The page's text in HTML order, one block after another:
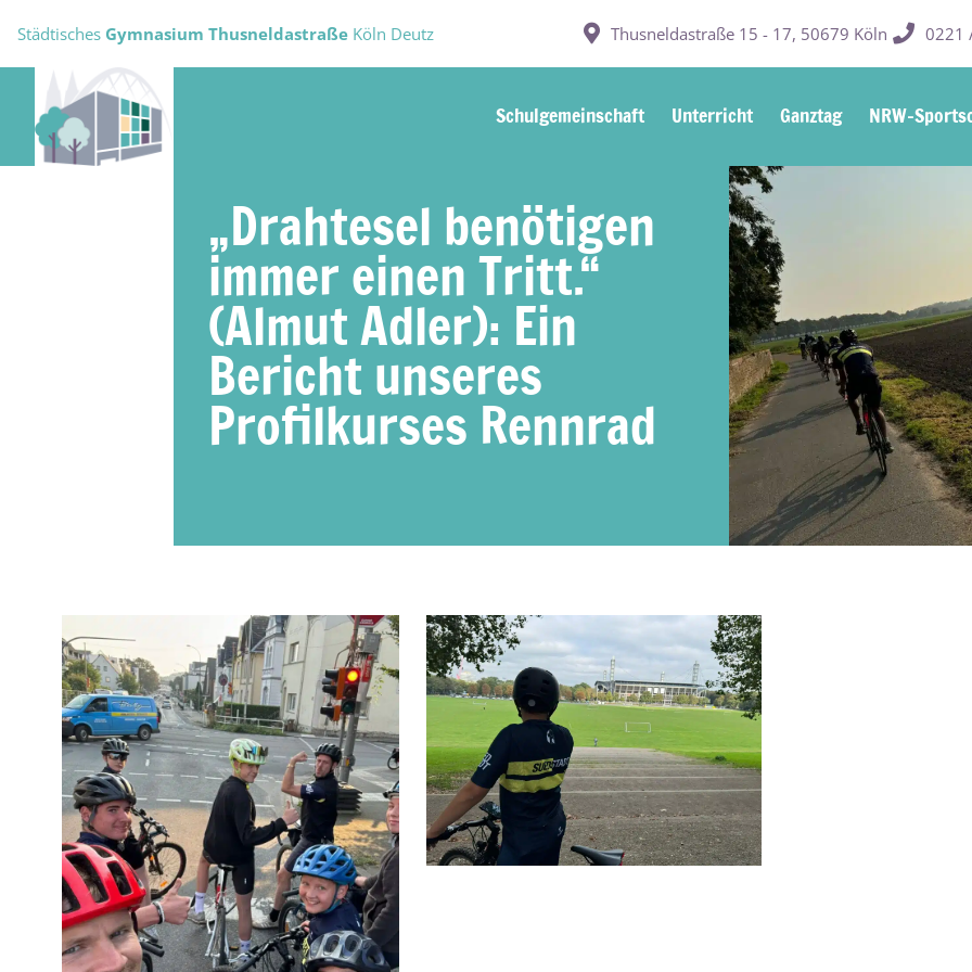
Städtisches Gymnasium Thusneldastraße Köln Deutz Thusneldastraße 15 - 17, 50679 Köln 0221
Schulgemeinschaft Unterricht Ganztag NRW-
„Drahtesel benötigen
immer einen Tritt.“
(Almut Adler): Ein
Bericht unseres
Profilkurses Rennrad